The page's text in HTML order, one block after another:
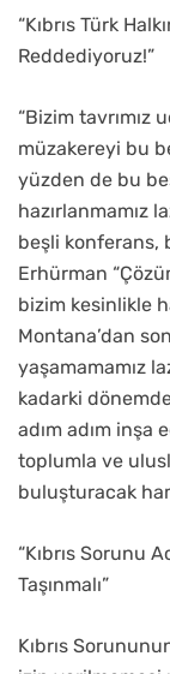
“Kıbrıs Türk
Reddediyoruz!”
“Bizim tavrımız
müzakereyi bu
yüzden de bu
hazırlanmamız
beşli konferans,
Erhürman
bizim kesinlikle
Montana’dan
yaşamamamız
kadarki
adım adım inşa
toplumla ve
buluşturacak
“Kıbrıs Sorunu
Taşınmalı”
Kıbrıs